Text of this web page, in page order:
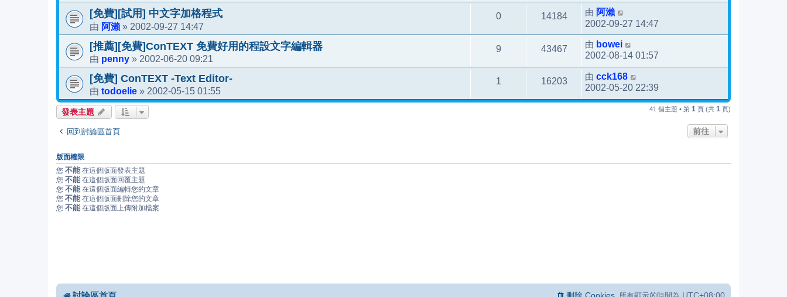
[免費][試用] 中文字加格程式
由 阿瀨 » 2002-09-27 14:47
0 14184 由 阿瀨
2002-09-27 14:47
[推薦][免費]ConTEXT 免費好用的程設文字編輯器
由 penny » 2002-06-20 09:21
9 43467 由 bowei
2002-08-14 01:57
[免費] ConTEXT -Text Editor-
由 todoelie » 2002-05-15 01:55
1 16203 由 cck168
2002-05-20 22:39
發表主題 41 個主題 • 第 1 頁 (共 1 頁)
回到討論區首頁 前往
版面權限
您 不能 在這個版面發表主題
您 不能 在這個版面回覆主題
您 不能 在這個版面編輯您的文章
您 不能 在這個版面刪除您的文章
您 不能 在這個版面上傳附加檔案
UTC+08:00
刪除 Cookies